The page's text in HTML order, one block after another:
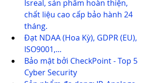
Isreal, sản phẩm hoàn thiện,
chất liệu cao cấp bảo hành 24
tháng.
Đạt NDAA (Hoa Kỳ), GDPR (EU),
ISO9001,...
Bảo mật bởi CheckPoint - Top 5
Cyber Security